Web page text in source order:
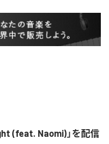
(feat. Naomi)」を配信